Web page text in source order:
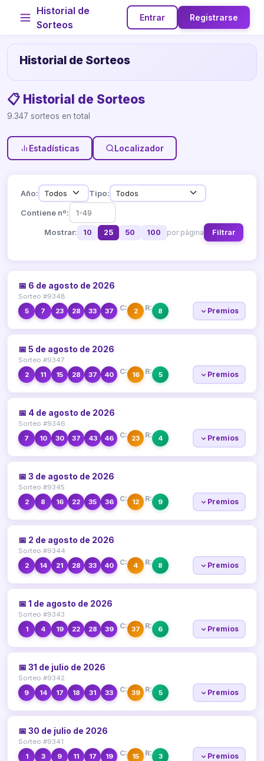
Historial de
Sorteos
Entrar Registrarse
Historial de Sorteos
📋 Historial de Sorteos
9.347 sorteos en total
Estadísticas Localizador
Año: Tipo:
Contiene nº:
Mostrar: 10 25 50 100 por página Filtrar
📅 6 de agosto de 2026
Sorteo #9348
5
7 23 28 33 37 C: 2 R: 8 Premios
📅 5 de agosto de 2026
Sorteo #9347
2
11 15 28 37 40 C: 16 R: 5 Premios
📅 4 de agosto de 2026
Sorteo #9346
7
10 30 37 43 46 C: 23 R: 4 Premios
📅 3 de agosto de 2026
Sorteo #9345
2
8 16 22 35 36 C: 12 R: 9 Premios
📅 2 de agosto de 2026
Sorteo #9344
2
14 21 28 33 40 C: 4 R: 8 Premios
📅 1 de agosto de 2026
Sorteo #9343
1
4 19 22 28 39 C: 37 R: 6 Premios
📅 31 de julio de 2026
Sorteo #9342
9
14 17 18 31 33 C: 39 R: 5 Premios
📅 30 de julio de 2026
Sorteo #9341
1
3 9 11 17 19 C: 15 R: 3 Premios